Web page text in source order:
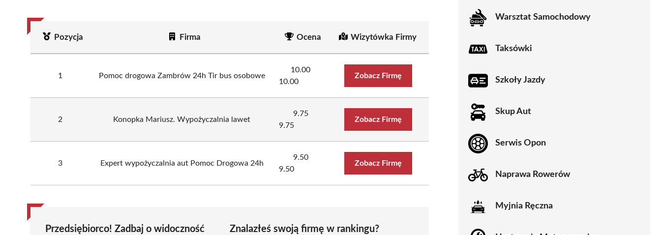
Pozycja Firma Ocena Wizytówka Firmy
1 Pomoc drogowa Zambrów 24h Tir bus osobowe
10.00
10.00
Zobacz Firmę
2 Konopka Mariusz. Wypożyczalnia lawet
9.75
9.75
Zobacz Firmę
3 Expert wypożyczalnia aut Pomoc Drogowa 24h
9.50
9.50
Zobacz Firmę
Przedsiębiorco! Zadbaj o widoczność
Znalazłeś swoją firmę w rankingu?
Warsztat Samochodowy
Taksówki
Szkoły Jazdy
Skup Aut
Serwis Opon
Naprawa Rowerów
Myjnia Ręczna